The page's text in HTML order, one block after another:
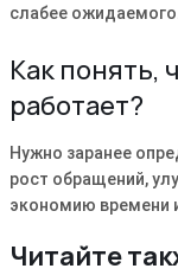
слабее ожидаемого.
Как понять,
работает?
Нужно заранее
рост обращений,
экономию времени
Читайте